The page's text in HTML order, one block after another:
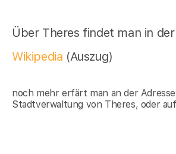
Über Theres findet man in der
Wikipedia (Auszug)
noch mehr erfärt man an der
Stadtverwaltung von Theres, oder auf